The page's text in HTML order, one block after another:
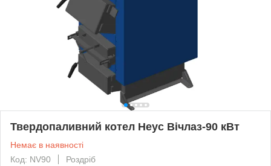
Твердопаливний котел Неус Вічлаз-90 кВт
Немає в наявності
Код: NV90
Роздріб